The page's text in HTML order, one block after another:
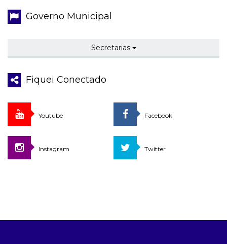
Governo Municipal
Secretarias
Fiquei Conectado
Youtube Facebook
Instagram Twitter